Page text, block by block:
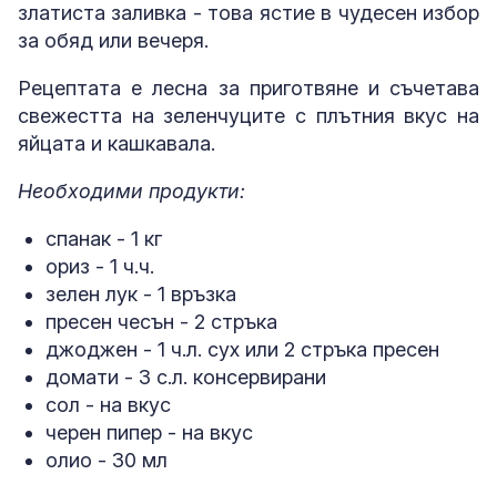
златиста заливка - това ястие в чудесен избор
за обяд или вечеря.
Рецептата е лесна за приготвяне и съчетава
свежестта на зеленчуците с плътния вкус на
яйцата и кашкавала.
Необходими продукти:
спанак - 1 кг
ориз - 1 ч.ч.
зелен лук - 1 връзка
пресен чесън - 2 стръка
джоджен - 1 ч.л. сух или 2 стръка пресен
домати - 3 с.л. консервирани
сол - на вкус
черен пипер - на вкус
олио - 30 мл